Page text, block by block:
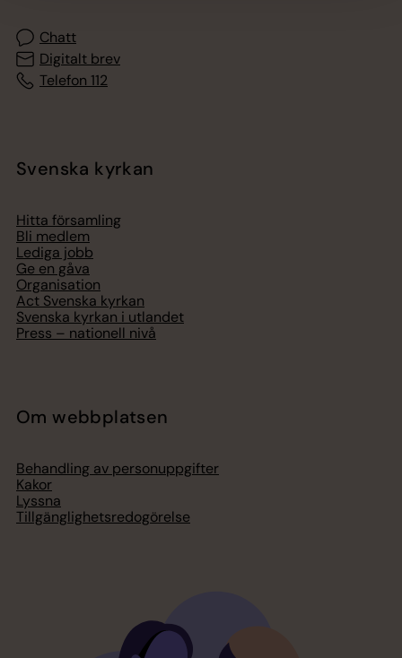
Chatt
Digitalt brev
Telefon 112
Svenska kyrkan
Hitta församling
Bli medlem
Lediga jobb
Ge en gåva
Organisation
Act Svenska kyrkan
Svenska kyrkan i utlandet
Press – nationell nivå
Om webbplatsen
Behandling av personuppgifter
Kakor
Lyssna
Tillgänglighetsredogörelse